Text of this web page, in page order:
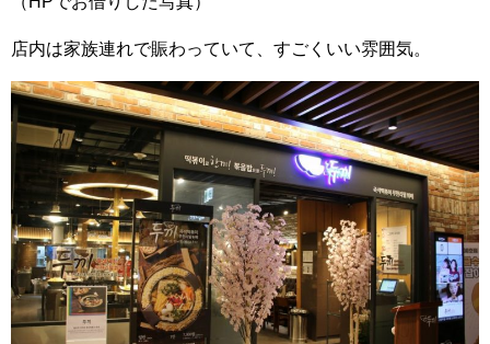
店内は家族連れで賑わっていて、すごくいい雰囲気。